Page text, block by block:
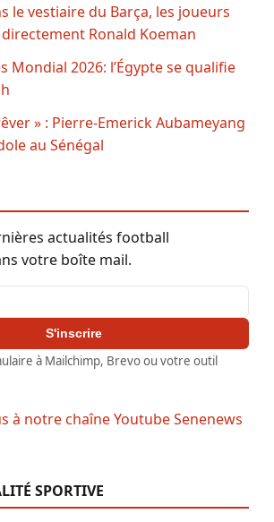
le vestiaire du Barça, les joueurs
Ronald Koeman
Mondial 2026: l’Égypte se qualifie
» : Pierre-Emerick Aubameyang
au Sénégal
actualités football
votre boîte mail.
S'inscrire
à Mailchimp, Brevo ou votre outil
SPORTIVE